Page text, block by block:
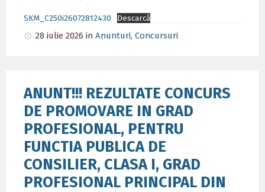
SKM_C250i26072812430 Descarcă
28 iulie 2026 in Anunturi, Concursuri
ANUNT!!! REZULTATE CONCURS
DE PROMOVARE IN GRAD
PROFESIONAL, PENTRU
FUNCTIA PUBLICA DE
CONSILIER, CLASA I, GRAD
PROFESIONAL PRINCIPAL DIN